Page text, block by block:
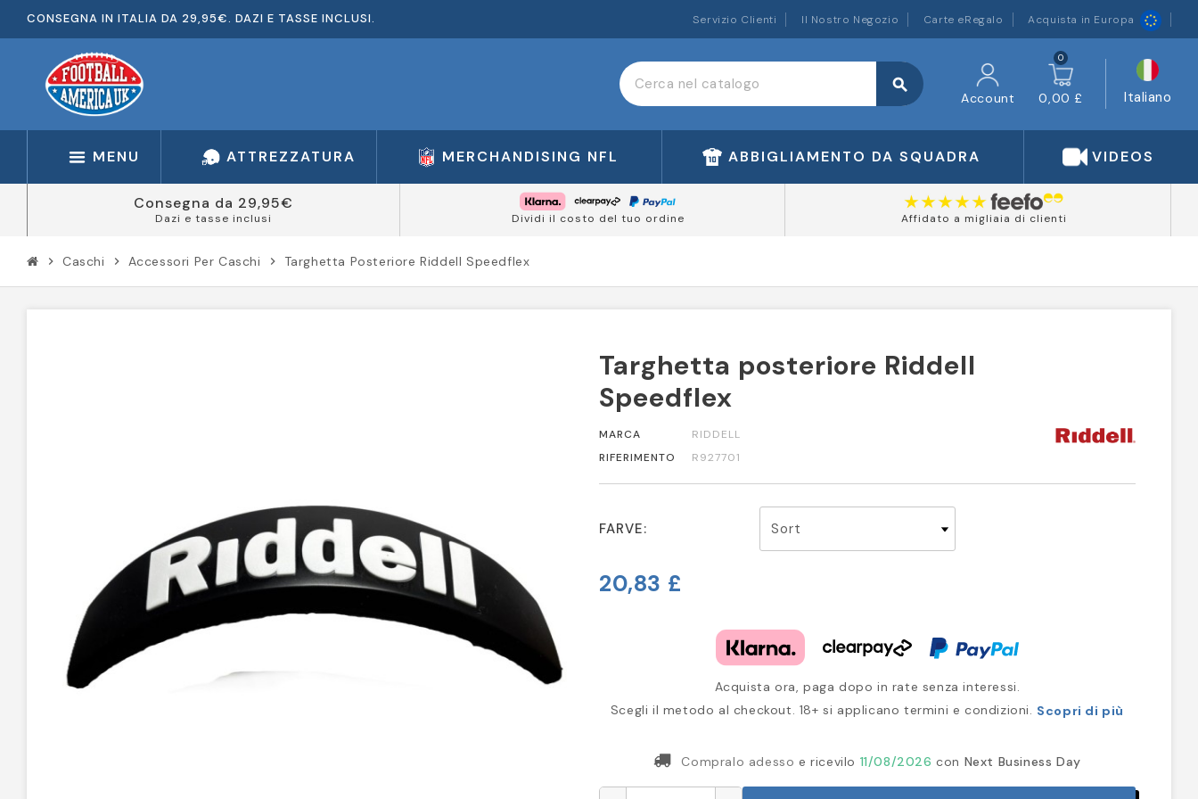
CONSEGNA IN ITALIA DA 29,95€. DAZI E TASSE INCLUSI. Servizio Clienti Il Nostro Negozio Carte eRegalo Acquista in Europa
search
Account
0
0,00 £ Italiano
MENU ATTREZZATURA MERCHANDISING NFL ABBIGLIAMENTO DA SQUADRA VIDEOS
Consegna da 29,95€
Dazi e tasse inclusi Dividi il costo del tuo ordine Affidato a migliaia di clienti
chevron_right Caschi chevron_right Accessori Per Caschi chevron_right Targhetta Posteriore Riddell Speedflex
Targhetta posteriore Riddell
Speedflex
MARCA
RIDDELL
RIFERIMENTO
R927701
FARVE:
20,83 £
Acquista ora, paga dopo in rate senza interessi.
Scegli il metodo al checkout. 18+ si applicano termini e condizioni. Scopri di più
Compralo adesso e ricevilo 11/08/2026 con Next Business Day